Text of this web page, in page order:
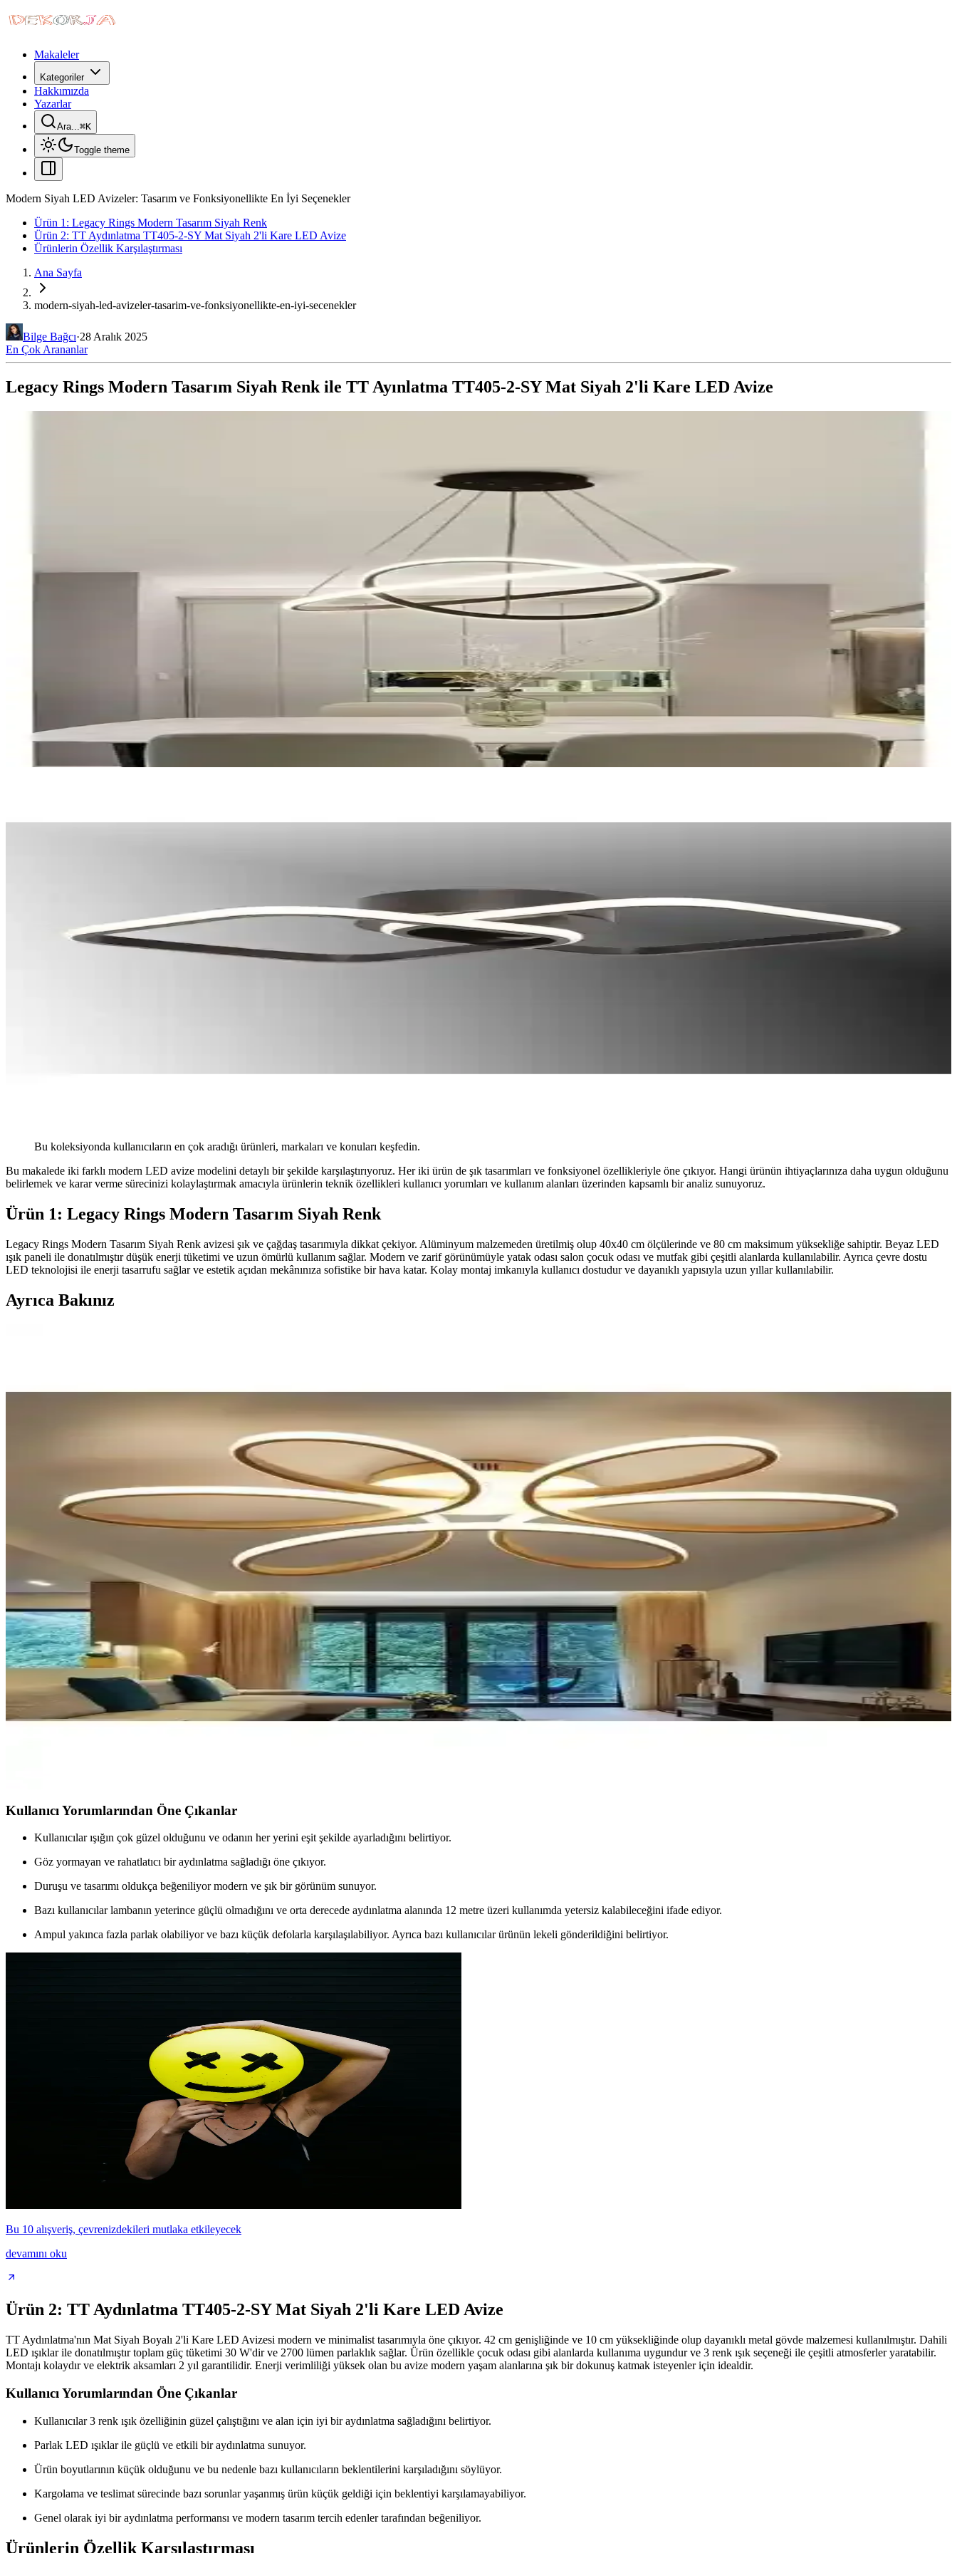
Makaleler
Kategoriler
Hakkımızda
Yazarlar
Ara...⌘K
Toggle theme
Modern Siyah LED Avizeler: Tasarım ve Fonksiyonellikte En İyi Seçenekler
Ürün 1: Legacy Rings Modern Tasarım Siyah Renk
Ürün 2: TT Aydınlatma TT405-2-SY Mat Siyah 2'li Kare LED Avize
Ürünlerin Özellik Karşılaştırması
Ana Sayfa
modern-siyah-led-avizeler-tasarim-ve-fonksiyonellikte-en-iyi-secenekler
Bilge Bağcı·28 Aralık 2025
En Çok Arananlar
Legacy Rings Modern Tasarım Siyah Renk ile TT Ayınlatma TT405-2-SY Mat Siyah 2'li Kare LED Avize
Bu koleksiyonda kullanıcıların en çok aradığı ürünleri, markaları ve konuları keşfedin.
Bu makalede iki farklı modern LED avize modelini detaylı bir şekilde karşılaştırıyoruz. Her iki ürün de şık tasarımları ve fonksiyonel özellikleriyle öne çıkıyor. Hangi ürünün ihtiyaçlarınıza daha uygun olduğunu
belirlemek ve karar verme sürecinizi kolaylaştırmak amacıyla ürünlerin teknik özellikleri kullanıcı yorumları ve kullanım alanları üzerinden kapsamlı bir analiz sunuyoruz.
Ürün 1: Legacy Rings Modern Tasarım Siyah Renk
Legacy Rings Modern Tasarım Siyah Renk avizesi şık ve çağdaş tasarımıyla dikkat çekiyor. Alüminyum malzemeden üretilmiş olup 40x40 cm ölçülerinde ve 80 cm maksimum yüksekliğe sahiptir. Beyaz LED
ışık paneli ile donatılmıştır düşük enerji tüketimi ve uzun ömürlü kullanım sağlar. Modern ve zarif görünümüyle yatak odası salon çocuk odası ve mutfak gibi çeşitli alanlarda kullanılabilir. Ayrıca çevre dostu
LED teknolojisi ile enerji tasarrufu sağlar ve estetik açıdan mekânınıza sofistike bir hava katar. Kolay montaj imkanıyla kullanıcı dostudur ve dayanıklı yapısıyla uzun yıllar kullanılabilir.
Ayrıca Bakınız
Eray Aydınlatma 5100-4 LED Avize: 120W, 10.800 lm, 20–30 m² alan aydınlatma
Modern ve Şık Siyah Kare LED Avize TT405-2-SY Çocuk Odası ve İç Mekan Aydınlatması
TT405-2-SY modeli, mat siyah kare tasarımı, enerji tasarrufu sağlayan LED teknolojisi ve ayarlanabilir renk seçenekleriyle iç mekanlara şıklık ve fonksiyonellik katıyor.
Eray Ay<dı>nlatma 1666-1 B LED Beyaz Avize Modern Tasarım ve Yüksek Performans
Eray Ay<dı>nlatma'nın 1666-1 B modeli, modern tasarımı ve yüksek ışık kalitesiyle öne çıkar. Üç renk seçeneği ve ayarlanabilir yüksekliğiyle geniş alanlara uygun, enerji tasarruflu LED avize, estetik ve
fonksiyonel çözümler sunar.
Eray Aydınlatma ve TT Aydınlatma LED Avize Modellerinin Karşılaştırması
İki popüler LED avize modeli detaylı karşılaştırmasıyla, tasarım, teknik özellikler ve kullanıcı memnuniyetleri analiz edilerek en uygun aydınlatma seçeneği sunuluyor.
Eray Ayınlatma 5100-3 Krom LED Avize Modern ve Fonksiyonel Aydınlatma Çözümü
Eray Ayınlatma'nın 5100-3 modeli, krom kaplama ve LED teknolojisiyle modern tasarım ve yüksek performans sunar. Üç renk seçeneği ve kademeli ışık ayarlarıyla geniş alanlara uygun şık aydınlatma sağlar.
İki farklı LED avize modeli karşılaştırması: tasarım, özellikler ve kullanıcı deneyimleri
İki LED avize modelinin tasarım, güç, alan ve kullanıcı deneyimleri detaylı karşılaştırmasıyla, ihtiyaçlarınıza en uygun aydınlatma çözümünü bulun.
Kullanıcı Yorumlarından Öne Çıkanlar
Kullanıcılar ışığın çok güzel olduğunu ve odanın her yerini eşit şekilde ayarladığını belirtiyor.
Göz yormayan ve rahatlatıcı bir aydınlatma sağladığı öne çıkıyor.
Duruşu ve tasarımı oldukça beğeniliyor modern ve şık bir görünüm sunuyor.
Bazı kullanıcılar lambanın yeterince güçlü olmadığını ve orta derecede aydınlatma alanında 12 metre üzeri kullanımda yetersiz kalabileceğini ifade ediyor.
Ampul yakınca fazla parlak olabiliyor ve bazı küçük defolarla karşılaşılabiliyor. Ayrıca bazı kullanıcılar ürünün lekeli gönderildiğini belirtiyor.
Bu 10 alışveriş, çevrenizdekileri mutlaka etkileyecek
devamını oku
Ürün 2: TT Aydınlatma TT405-2-SY Mat Siyah 2'li Kare LED Avize
TT Aydınlatma'nın Mat Siyah Boyalı 2'li Kare LED Avizesi modern ve minimalist tasarımıyla öne çıkıyor. 42 cm genişliğinde ve 10 cm yüksekliğinde olup dayanıklı metal gövde malzemesi kullanılmıştır. Dahili
LED ışıklar ile donatılmıştır toplam güç tüketimi 30 W'dir ve 2700 lümen parlaklık sağlar. Ürün özellikle çocuk odası gibi alanlarda kullanıma uygundur ve 3 renk ışık seçeneği ile çeşitli atmosferler yaratabilir.
Montajı kolaydır ve elektrik aksamları 2 yıl garantilidir. Enerji verimliliği yüksek olan bu avize modern yaşam alanlarına şık bir dokunuş katmak isteyenler için idealdir.
Kullanıcı Yorumlarından Öne Çıkanlar
Kullanıcılar 3 renk ışık özelliğinin güzel çalıştığını ve alan için iyi bir aydınlatma sağladığını belirtiyor.
Parlak LED ışıklar ile güçlü ve etkili bir aydınlatma sunuyor.
Ürün boyutlarının küçük olduğunu ve bu nedenle bazı kullanıcıların beklentilerini karşıladığını söylüyor.
Kargolama ve teslimat sürecinde bazı sorunlar yaşanmış ürün küçük geldiği için beklentiyi karşılamayabiliyor.
Genel olarak iyi bir aydınlatma performansı ve modern tasarım tercih edenler tarafından beğeniliyor.
Ürünlerin Özellik Karşılaştırması